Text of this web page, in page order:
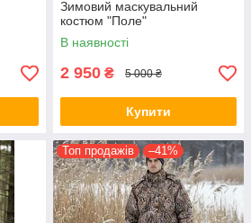
Зимовий маскувальний
костюм "Поле"
В наявності
2 950 ₴ 5 000 ₴
Купити
Топ продажів –41%